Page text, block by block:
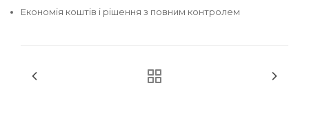
Економія коштів і рішення з повним контролем